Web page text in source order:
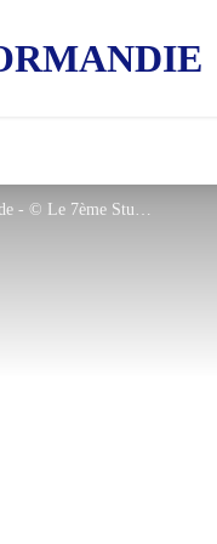
Trail au Lac de Suisse Normande - © Le 7ème Studio